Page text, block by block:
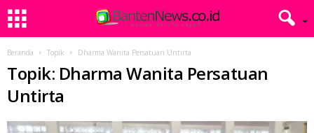
Beranda Topik Dharma Wanita Persatuan Untirta
Topik: Dharma Wanita Persatuan
Untirta